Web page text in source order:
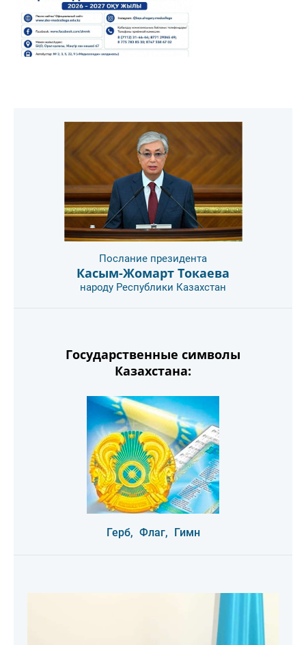
Послание президента
Касым-Жомарт Токаева
народу Республики Казахстан
Государственные символы
Казахстана:
Герб, Флаг, Гимн